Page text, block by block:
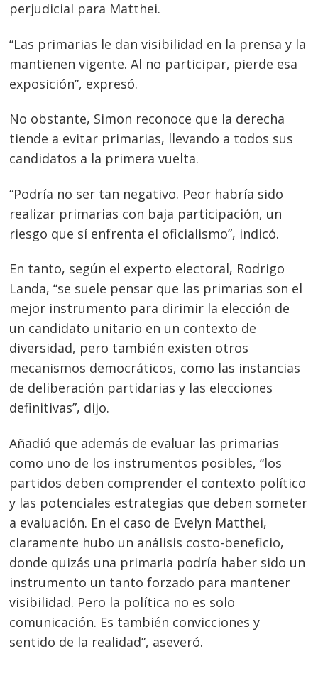
perjudicial para Matthei.
“Las primarias le dan visibilidad en la prensa y la
mantienen vigente. Al no participar, pierde esa
exposición”, expresó.
No obstante, Simon reconoce que la derecha
tiende a evitar primarias, llevando a todos sus
candidatos a la primera vuelta.
“Podría no ser tan negativo. Peor habría sido
realizar primarias con baja participación, un
riesgo que sí enfrenta el oficialismo”, indicó.
En tanto, según el experto electoral, Rodrigo
Landa, “se suele pensar que las primarias son el
mejor instrumento para dirimir la elección de
un candidato unitario en un contexto de
diversidad, pero también existen otros
mecanismos democráticos, como las instancias
de deliberación partidarias y las elecciones
definitivas”, dijo.
Añadió que además de evaluar las primarias
como uno de los instrumentos posibles, “los
partidos deben comprender el contexto político
y las potenciales estrategias que deben someter
a evaluación. En el caso de Evelyn Matthei,
claramente hubo un análisis costo-beneficio,
donde quizás una primaria podría haber sido un
instrumento un tanto forzado para mantener
visibilidad. Pero la política no es solo
comunicación. Es también convicciones y
sentido de la realidad”, aseveró.